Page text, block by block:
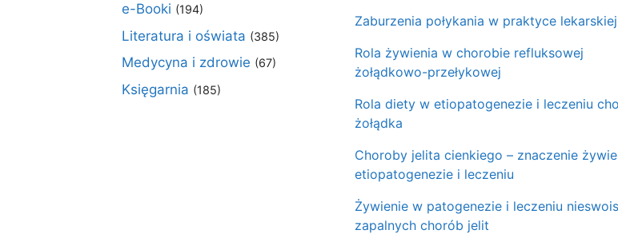
Zaburzenia połykania w praktyce lekarskiej
Rola żywienia w chorobie refluksowej
żołądkowo-przełykowej
Rola diety w etiopatogenezie i leczeniu
żołądka
Choroby jelita cienkiego – znaczenie
etiopatogenezie i leczeniu
Żywienie w patogenezie i leczeniu
zapalnych chorób jelit
e-Booki (194)
Literatura i oświata (385)
Medycyna i zdrowie (67)
Księgarnia (185)